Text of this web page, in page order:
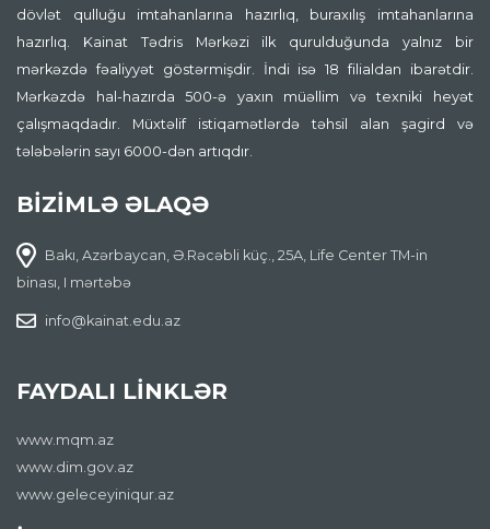
dövlət qulluğu imtahanlarına hazırlıq, buraxılış imtahanlarına
hazırlıq. Kainat Tədris Mərkəzi ilk qurulduğunda yalnız bir
mərkəzdə fəaliyyət göstərmişdir. İndi isə 18 filialdan ibarətdir.
Mərkəzdə hal-hazırda 500-ə yaxın müəllim və texniki heyət
çalışmaqdadır. Müxtəlif istiqamətlərdə təhsil alan şagird və
tələbələrin sayı 6000-dən artıqdır.
BİZİMLƏ ƏLAQƏ
Bakı, Azərbaycan, Ə.Rəcəbli küç., 25A, Life Center TM-in
binası, I mərtəbə
info@kainat.edu.az
FAYDALI LİNKLƏR
www.mqm.az
www.dim.gov.az
www.geleceyiniqur.az